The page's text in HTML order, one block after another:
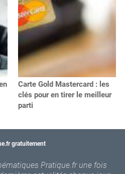
Carte Gold Mastercard : les
clés pour en tirer le meilleur
parti
gratuitement
Pratique.fr une fois